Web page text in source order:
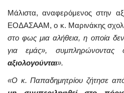
Μάλιστα, αναφερόμενος στην
ΕΟΔΑΣΑΑΜ, ο κ. Μαρινάκης
στο φως μια αλήθεια, η οποία
για εμάς», συμπληρώνοντας
αξιολογούνται».
«Ο κ. Παπαδημητρίου ζήτησε